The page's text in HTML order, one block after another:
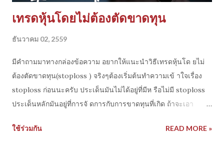
เทรดหุ้นโดยไม่ต้องตัดขาดทุน
ธันวาคม 02, 2559
มีคำถามมาทางกล่องข้อความ อยากให้แนะนำวิธีเทรดหุ้นโด ยไม่
ต้องตัดขาดทุน(stoploss ) จริงๆต้องเริ่มต้นทำความเข้ าใจเรื่อง
stoploss ก่อนนะครับ ประเด็นมันไม่ได้อยู่ที่มีห รือไม่มี stoploss
ประเด็นหลักมันอยู่ที่การจั ดการกับการขาดทุนที่เกิด ถ้าจะเอา
เสี่ยง(Risk) ที่เกิดจากความผิดพลาดให้ได ้ก่อน วิธีการเอาแบบ
ใช้ร่วมกัน READ MORE »